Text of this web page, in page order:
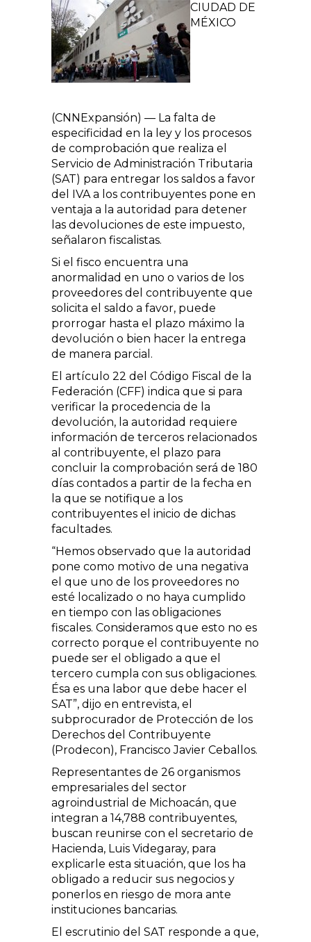
CIUDAD DE
MÉXICO
(CNNExpansión) — La falta de
especificidad en la ley y los procesos
de comprobación que realiza el
Servicio de Administración Tributaria
(SAT) para entregar los saldos a favor
del IVA a los contribuyentes pone en
ventaja a la autoridad para detener
las devoluciones de este impuesto,
señalaron fiscalistas.
Si el fisco encuentra una
anormalidad en uno o varios de los
proveedores del contribuyente que
solicita el saldo a favor, puede
prorrogar hasta el plazo máximo la
devolución o bien hacer la entrega
de manera parcial.
El artículo 22 del Código Fiscal de la
Federación (CFF) indica que si para
verificar la procedencia de la
devolución, la autoridad requiere
información de terceros relacionados
al contribuyente, el plazo para
concluir la comprobación será de 180
días contados a partir de la fecha en
la que se notifique a los
contribuyentes el inicio de dichas
facultades.
“Hemos observado que la autoridad
pone como motivo de una negativa
el que uno de los proveedores no
esté localizado o no haya cumplido
en tiempo con las obligaciones
fiscales. Consideramos que esto no es
correcto porque el contribuyente no
puede ser el obligado a que el
tercero cumpla con sus obligaciones.
Ésa es una labor que debe hacer el
SAT”, dijo en entrevista, el
subprocurador de Protección de los
Derechos del Contribuyente
(Prodecon), Francisco Javier Ceballos.
Representantes de 26 organismos
empresariales del sector
agroindustrial de Michoacán, que
integran a 14,788 contribuyentes,
buscan reunirse con el secretario de
Hacienda, Luis Videgaray, para
explicarle esta situación, que los ha
obligado a reducir sus negocios y
ponerlos en riesgo de mora ante
instituciones bancarias.
El escrutinio del SAT responde a que,